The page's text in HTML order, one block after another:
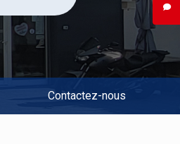
Contactez-nous